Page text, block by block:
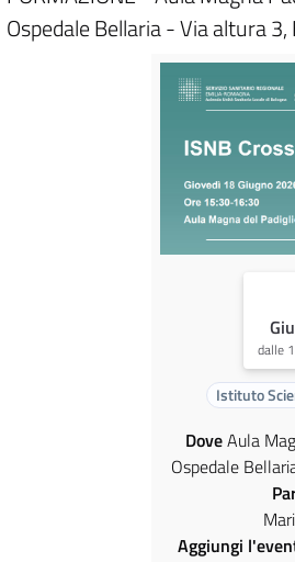
Ospedale Bellaria - Via altura
dalle
Istituto
DoveAula
Ospedale
Aggiungi